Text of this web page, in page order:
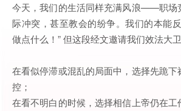
今天，我们的生活同样充满风浪——职场
际冲突，甚至教会的纷争。我们的本能
做点什么！” 但这段经文邀请我们效法大
在看似停滞或混乱的局面中，选择先跪
控；
在看不明白的时候，选择相信上帝仍在工